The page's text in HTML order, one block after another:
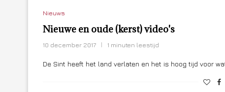
Nieuws
Nieuwe en oude (kerst) video's
10 december 2017 1 minuten leestijd
De Sint heeft het land verlaten en het is hoog tijd voor